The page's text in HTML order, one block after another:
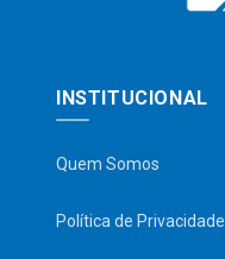
INSTITUCIONAL
Quem Somos
Política de Privacidade